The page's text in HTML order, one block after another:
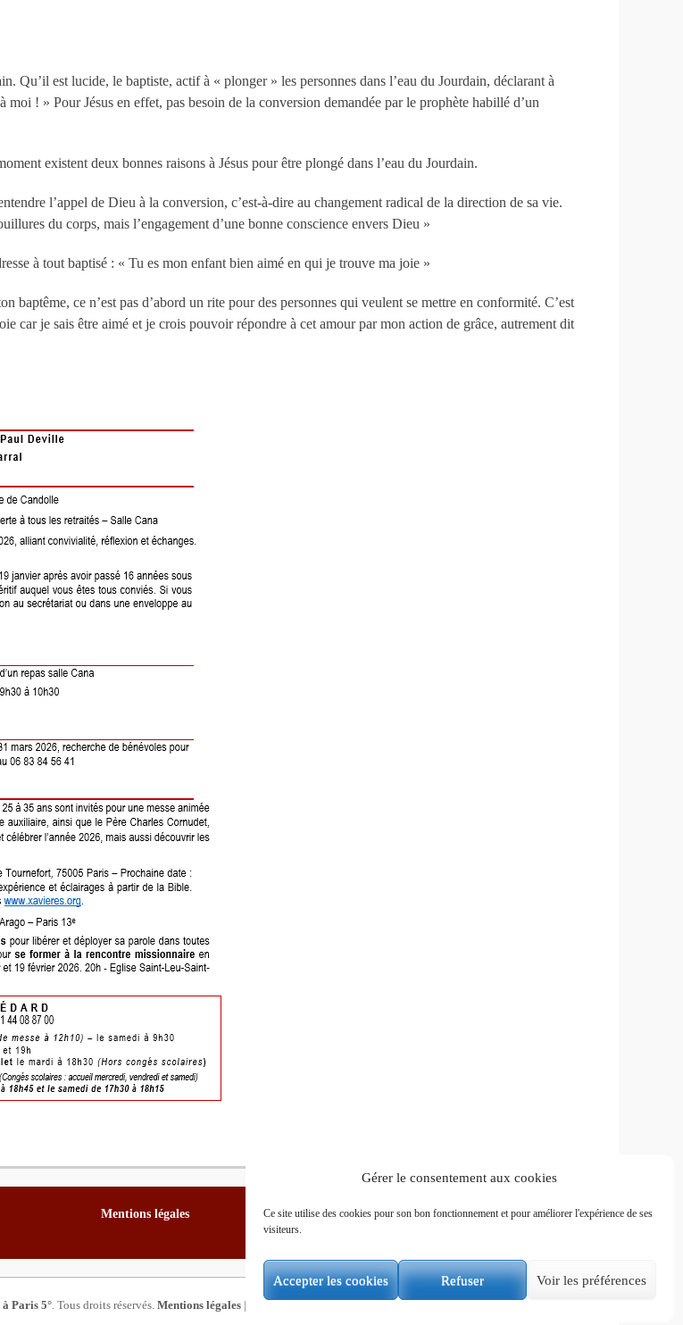
Gérer le consentement aux cookies
Ce site utilise des cookies pour son bon fonctionnement et pour améliorer l'expérience de ses
visiteurs.
Accepter les cookies Refuser Voir les préférences
Qu’il est lucide, le baptiste, actif à « plonger » les personnes dans l’eau du Jourdain, déclarant à
moi ! » Pour Jésus en effet, pas besoin de la conversion demandée par le prophète habillé d’un
existent deux bonnes raisons à Jésus pour être plongé dans l’eau du Jourdain.
l’appel de Dieu à la conversion, c’est-à-dire au changement radical de la direction de sa vie.
du corps, mais l’engagement d’une bonne conscience envers Dieu »
à tout baptisé : « Tu es mon enfant bien aimé en qui je trouve ma joie »
baptême, ce n’est pas d’abord un rite pour des personnes qui veulent se mettre en conformité. C’est
car je sais être aimé et je crois pouvoir répondre à cet amour par mon action de grâce, autrement dit
Mentions légales Administration du site
Paris 5°. Tous droits réservés. Mentions légales | Catch Responsive Pro par